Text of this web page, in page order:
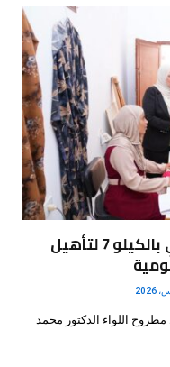
تطوير مركز التدريب المهني بالكيلو 7 لتأهيل
اللواء الدكتور محمد